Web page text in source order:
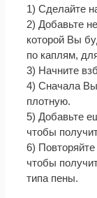
1) Сделайте
2) Добавьте
которой Вы
по каплям,
3) Начните
4) Сначала
плотную.
5) Добавьте
чтобы
6)
чтобы
типа пены.